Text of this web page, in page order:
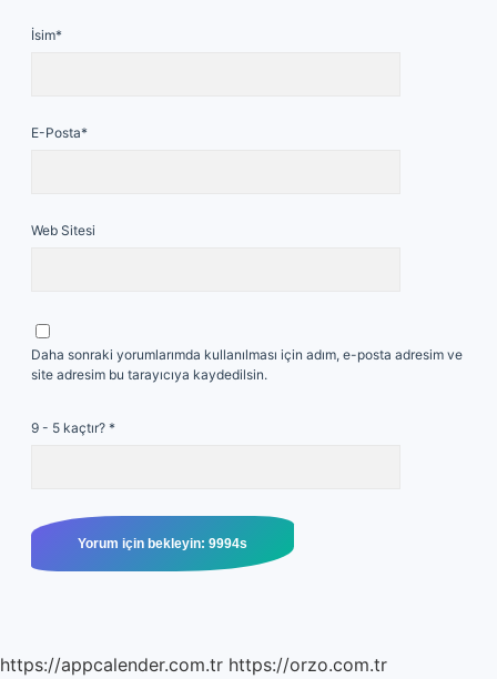
İsim*
E-Posta*
Web Sitesi
Daha sonraki yorumlarımda kullanılması için adım, e-posta adresim ve
site adresim bu tarayıcıya kaydedilsin.
9 - 5 kaçtır? *
https://appcalender.com.tr https://orzo.com.tr